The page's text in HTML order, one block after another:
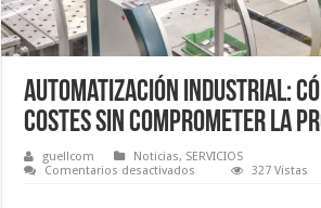
Automatización industrial:
costes sin comprometer la
guellcom Noticias, SERVICIOS
Comentarios desactivados
327 Vistas